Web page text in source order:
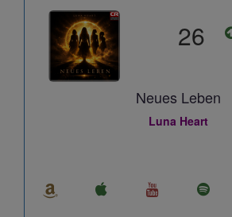
26
Neues Leben
Luna Heart